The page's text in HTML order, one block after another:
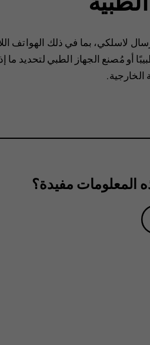
لاسلكي، بما في ذلك الهواتف
أو مُصنع الجهاز الطبي لتحديد
الخارجية.
مفيدة؟